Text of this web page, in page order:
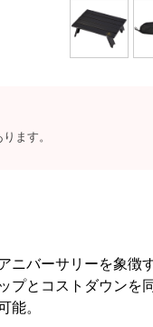
ます。
バーサリーを象徴
とコストダウンを
能。